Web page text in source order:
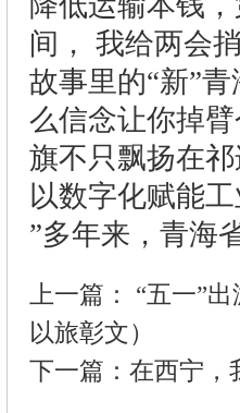
间， 我给两会
故事里的“新”
么信念让你掉
旗不只飘扬在
以数字化赋能
”多年来，青海
上一篇：
“五一”
以旅彰文）
下一篇： 在西宁，